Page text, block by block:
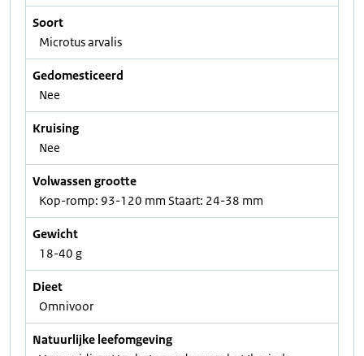
Soort
Microtus arvalis
Gedomesticeerd
Nee
Kruising
Nee
Volwassen grootte
Kop-romp: 93-120 mm Staart: 24-38 mm
Gewicht
18-40 g
Dieet
Omnivoor
Natuurlijke leefomgeving